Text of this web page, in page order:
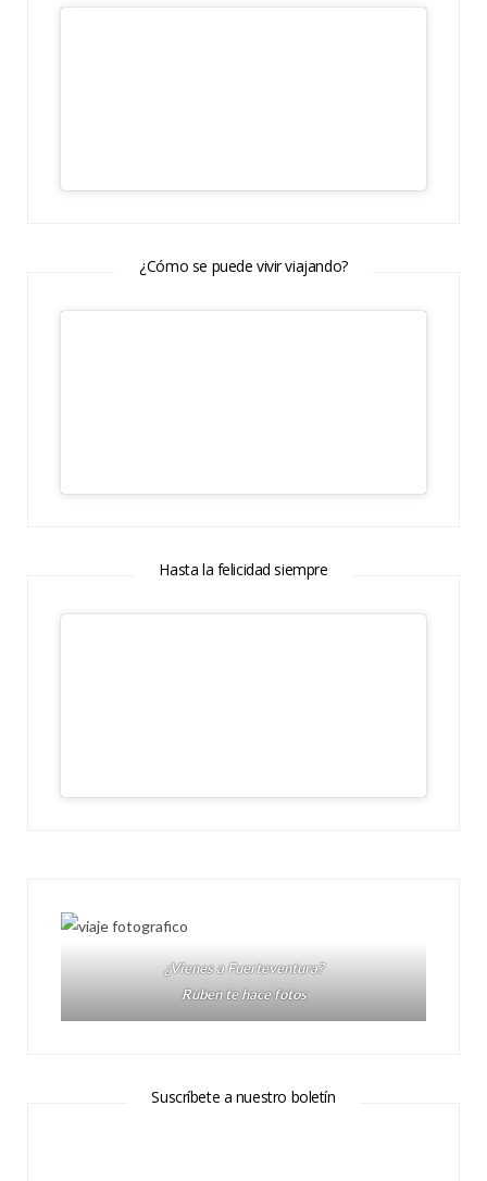
¿Cómo se puede vivir viajando?
Hasta la felicidad siempre
¿Vienes a Fuerteventura?
Ruben te hace fotos
Suscríbete a nuestro boletín